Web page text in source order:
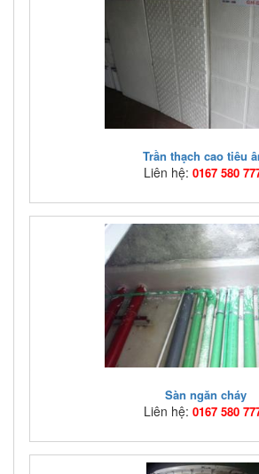
Liên hệ: 0167 580 7777
Đặc tính nổi bật nhất của tấm thạch
cùng một sản phẩm có nhiều các tính
Trần thạch cao tiêu
Liên hệ: 0167 580
TTTA01
Liên hệ: 0167 580 7777
Hệ thống treo trần rất lý tưởng và phù
lắp đặt tấm trần thạch cao tiêu âm
Sàn ngăn cháy
Liên hệ: 0167 580
VLCC02